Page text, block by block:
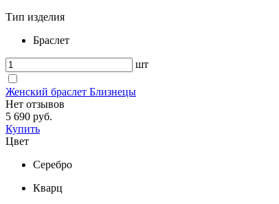
Тип изделия
Браслет
шт
Женский браслет Близнецы
Нет отзывов
5 690 руб.
Купить
Цвет
Серебро
Кварц